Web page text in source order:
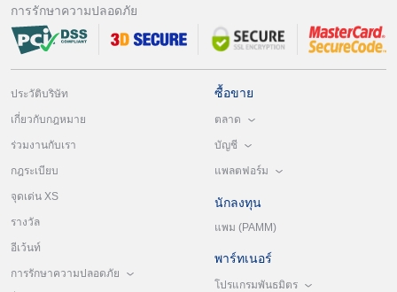
การรักษาความปลอดภัย
ประวัติบริษัท
เกี่ยวกับกฎหมาย
ร่วมงานกับเรา
กฎระเบียบ
จุดเด่น XS
รางวัล
อีเว้นท์
การรักษาความปลอดภัย
ซื้อขาย
ตลาด
บัญชี
แพลตฟอร์ม
นักลงทุน
แพม (PAMM)
พาร์ทเนอร์
โปรแกรมพันธมิตร